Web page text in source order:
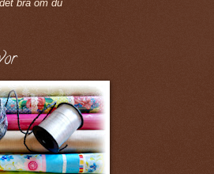
bra om du